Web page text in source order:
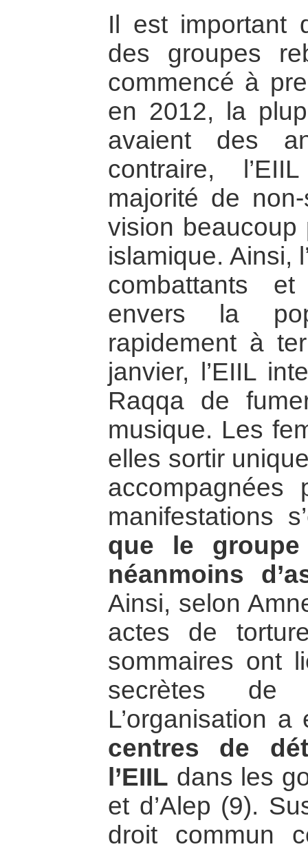
Il est important
des groupes
commencé à
en 2012, la
avaient des
contraire,
majorité de
vision
islamique. Ainsi,
combattants
envers la
rapidement à
janvier, l’EIIL
Raqqa de
musique. Les
elles sortir
manifestations
que le
néanmoins
Ainsi, selon
actes de
sommaires ont
secrètes de
L’organisation
centres de
l’EIIL dans les
et d’Alep (9).
droit commun